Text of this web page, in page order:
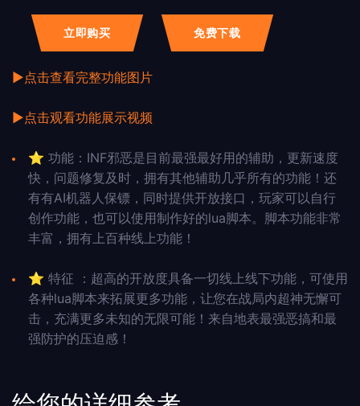
立即购买 免费下载
▶点击查看完整功能图片
▶点击观看功能展示视频
⭐ 功能：INF邪恶是目前最强最好用的辅助，更新速度
快，问题修复及时，拥有其他辅助几乎所有的功能！还
有有AI机器人保镖，同时提供开放接口，玩家可以自行
创作功能，也可以使用制作好的lua脚本。脚本功能非常
丰富，拥有上百种线上功能！
⭐ 特征 ：超高的开放度具备一切线上线下功能，可使用
各种lua脚本来拓展更多功能，让您在战局内超神无懈可
击，充满更多未知的无限可能！来自地表最强恶搞和最
强防护的压迫感！